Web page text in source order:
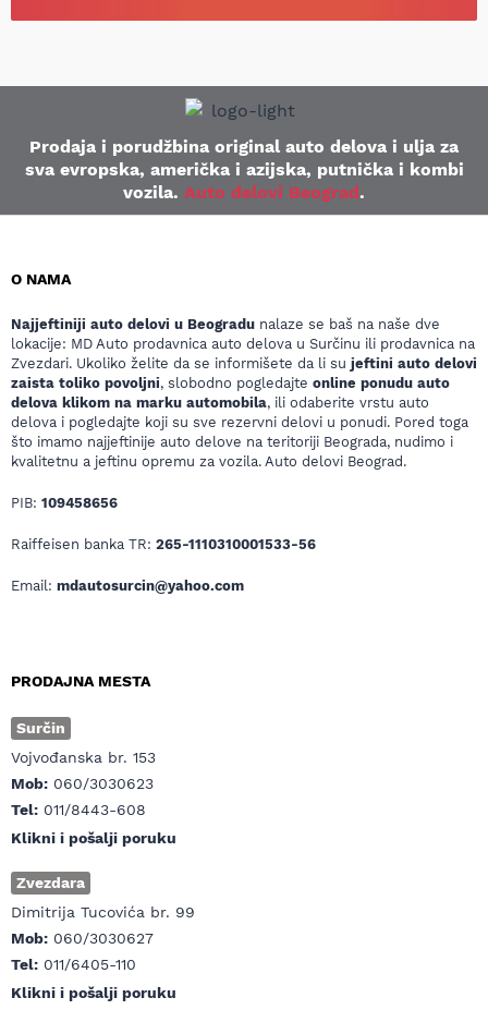
Prodaja i porudžbina original auto delova i ulja za
sva evropska, američka i azijska, putnička i kombi
vozila. Auto delovi Beograd.
O NAMA
Najjeftiniji auto delovi u Beogradu nalaze se baš na naše dve
lokacije: MD Auto prodavnica auto delova u Surčinu ili prodavnica na
Zvezdari. Ukoliko želite da se informišete da li su jeftini auto delovi
zaista toliko povoljni, slobodno pogledajte online ponudu auto
delova klikom na marku automobila, ili odaberite vrstu auto
delova i pogledajte koji su sve rezervni delovi u ponudi. Pored toga
što imamo najjeftinije auto delove na teritoriji Beograda, nudimo i
kvalitetnu a jeftinu opremu za vozila. Auto delovi Beograd.
PIB: 109458656
Raiffeisen banka TR: 265-1110310001533-56
Email: mdautosurcin@yahoo.com
PRODAJNA MESTA
Surčin
Vojvođanska br. 153
Mob: 060/3030623
Tel: 011/8443-608
Klikni i pošalji poruku
Zvezdara
Dimitrija Tucovića br. 99
Mob: 060/3030627
Tel: 011/6405-110
Klikni i pošalji poruku